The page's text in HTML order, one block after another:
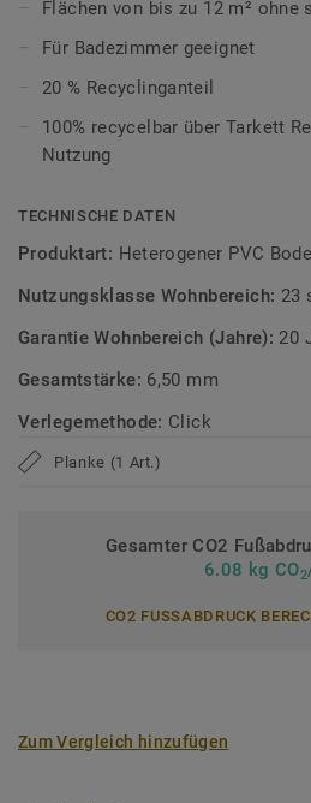
schnell und unkompliziert per
Unebenheiten im Untergrund
sich der Boden besonders für
Ultramatte Oberfläche für den
Die Tektanium-Oberfläche sorgt
Flecken und Abrieb – ideal für
Hergestellt in Europa mit 20 %
recycelbar. Zudem ist der
weist sehr niedrige VOC-
anerkannten Standards.
iD Naturals Click Ultimate ist auch
>> Erfahren Sie mehr über Tarkett
Flächen von bis zu 12 m² ohne
Für Badezimmer geeignet
20 % Recyclinganteil
100% recycelbar über Tarkett
Nutzung
TECHNISCHE DATEN
Produktart: Heterogener PVC
Nutzungsklasse Wohnbereich: 23
Garantie Wohnbereich (Jahre): 20
Gesamtstärke: 6,50 mm
Verlegemethode: Click
Planke (1 Art.)
Gesamter CO2
6.08 kg CO2
CO2 FUSSABDRUCK
Zum Vergleich hinzufügen